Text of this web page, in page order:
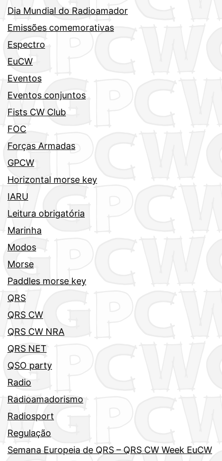
Dia Mundial do Radioamador
Emissões comemorativas
Espectro
EuCW
Eventos
Eventos conjuntos
Fists CW Club
FOC
Forças Armadas
GPCW
Horizontal morse key
IARU
Leitura obrigatória
Marinha
Modos
Morse
Paddles morse key
QRS
QRS CW
QRS CW NRA
QRS NET
QSO party
Radio
Radioamadorismo
Radiosport
Regulação
Semana Europeia de QRS – QRS CW Week EuCW